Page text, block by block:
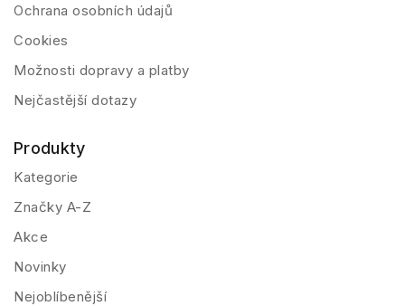
Ochrana osobních údajů
Cookies
Možnosti dopravy a platby
Nejčastější dotazy
Produkty
Kategorie
Značky A-Z
Akce
Novinky
Nejoblíbenější